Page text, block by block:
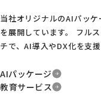
当社オリジナルのAIパッ
を展開しています。 フル
チで、AI導入やDX化を支援
AIパッケージ
教育サービス